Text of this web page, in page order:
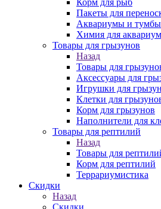
Корм для рыб
Пакеты для
Аквариумы и тумбы
Химия для
Товары для грызунов
Назад
Товары для
Аксессуары для
Игрушки для
Клетки для
Корм для грызунов
Наполнители для
Товары для рептилий
Назад
Товары для
Корм для рептилий
Террариумистика
Скидки
Назад
Скидки